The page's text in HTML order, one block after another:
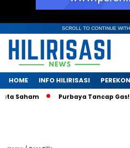
SCROLL TO CONTINUE
HOME INFO HILIRISASI
Purbaya Tancap Gas! LPS